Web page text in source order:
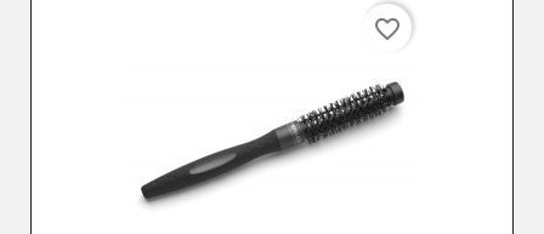
favorite_border